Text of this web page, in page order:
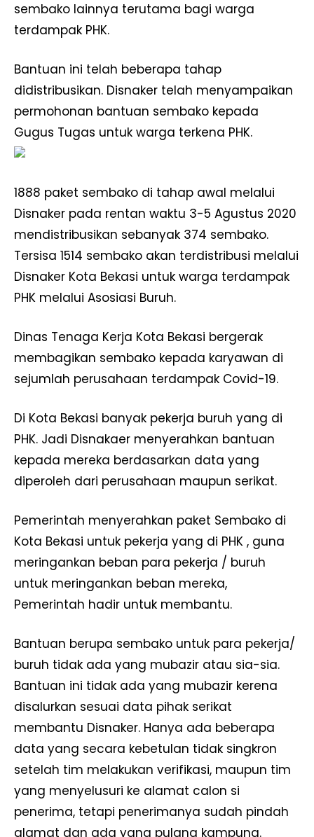
sembako lainnya terutama bagi warga
terdampak PHK.
Bantuan ini telah beberapa tahap
didistribusikan. Disnaker telah menyampaikan
permohonan bantuan sembako kepada
Gugus Tugas untuk warga terkena PHK.
1888 paket sembako di tahap awal melalui
Disnaker pada rentan waktu 3-5 Agustus 2020
mendistribusikan sebanyak 374 sembako.
Tersisa 1514 sembako akan terdistribusi melalui
Disnaker Kota Bekasi untuk warga terdampak
PHK melalui Asosiasi Buruh.
Dinas Tenaga Kerja Kota Bekasi bergerak
membagikan sembako kepada karyawan di
sejumlah perusahaan terdampak Covid-19.
Di Kota Bekasi banyak pekerja buruh yang di
PHK. Jadi Disnakaer menyerahkan bantuan
kepada mereka berdasarkan data yang
diperoleh dari perusahaan maupun serikat.
Pemerintah menyerahkan paket Sembako di
Kota Bekasi untuk pekerja yang di PHK , guna
meringankan beban para pekerja / buruh
untuk meringankan beban mereka,
Pemerintah hadir untuk membantu.
Bantuan berupa sembako untuk para pekerja/
buruh tidak ada yang mubazir atau sia-sia.
Bantuan ini tidak ada yang mubazir kerena
disalurkan sesuai data pihak serikat
membantu Disnaker. Hanya ada beberapa
data yang secara kebetulan tidak singkron
setelah tim melakukan verifikasi, maupun tim
yang menyelusuri ke alamat calon si
penerima, tetapi penerimanya sudah pindah
alamat dan ada yang pulang kampung.